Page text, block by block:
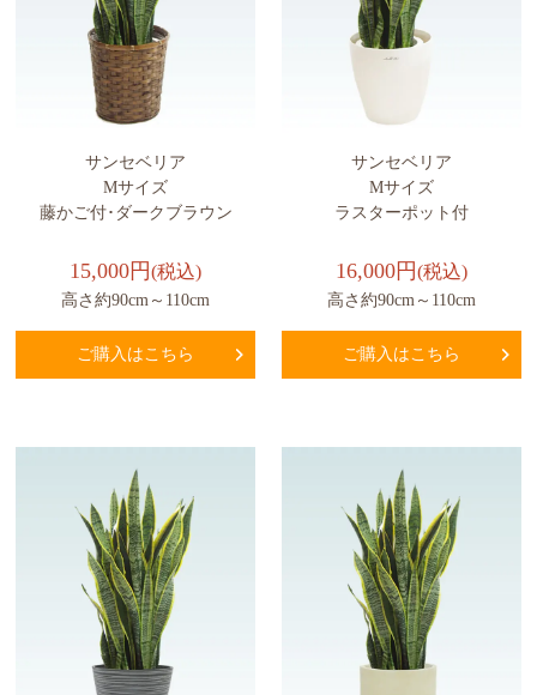
サンセベリア
Mサイズ
藤かご付･ダークブラウン
15,000円(税込)
高さ約90cm～110cm
ご購入はこちら
サンセベリア
Mサイズ
ラスターポット付
16,000円(税込)
高さ約90cm～110cm
ご購入はこちら